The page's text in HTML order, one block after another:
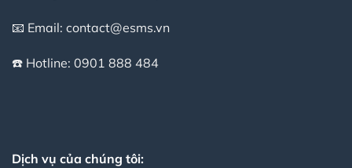
📧 Email: contact@esms.vn
☎️ Hotline: 0901 888 484
Dịch vụ của chúng tôi: